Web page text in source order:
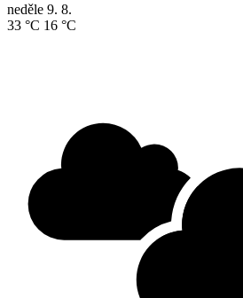
neděle 9. 8.
33 °C 16 °C